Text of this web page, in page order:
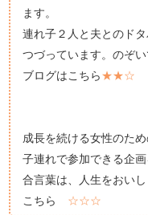
ます。
連れ子２人と夫とのド
つづっています。のぞ
ブログはこちら★★☆
成長を続ける女性のた
子連れで参加できる企
合言葉は、人生をおい
こちら ☆☆☆